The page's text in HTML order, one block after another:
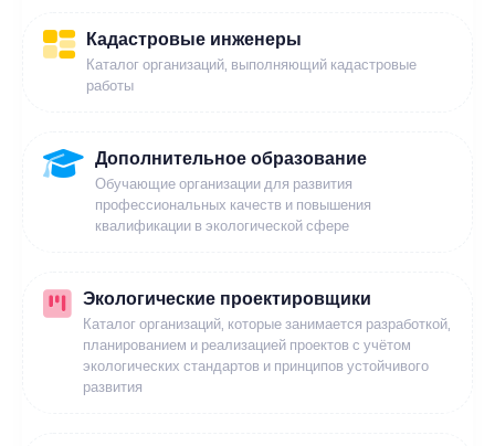
Кадастровые инженеры
Каталог организаций, выполняющий кадастровые
работы
Дополнительное образование
Обучающие организации для развития
профессиональных качеств и повышения
квалификации в экологической сфере
Экологические проектировщики
Каталог организаций, которые занимается разработкой,
планированием и реализацией проектов с учётом
экологических стандартов и принципов устойчивого
развития